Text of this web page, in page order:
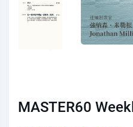
MASTER60